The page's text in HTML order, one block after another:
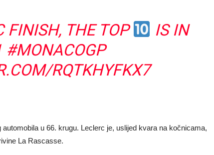
FINISH, THE TOP
IS IN
#MONACOGP
RQTKHYFKX7
u 66. krugu. Leclerc je, uslijed kvara na kočnicama,
La Rascasse.